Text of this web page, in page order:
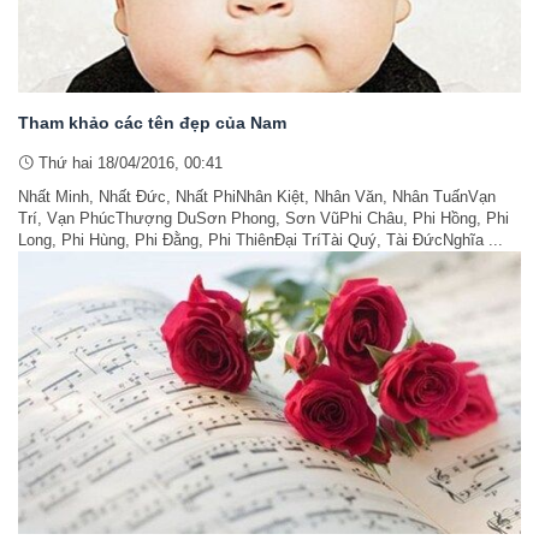
Tham khảo các tên đẹp của Nam
Thứ hai 18/04/2016, 00:41
Nhất Minh, Nhất Đức, Nhất PhiNhân Kiệt, Nhân Văn, Nhân TuấnVạn
Trí, Vạn PhúcThượng DuSơn Phong, Sơn VũPhi Châu, Phi Hồng, Phi
Long, Phi Hùng, Phi Đằng, Phi ThiênĐại TríTài Quý, Tài ĐứcNghĩa ...